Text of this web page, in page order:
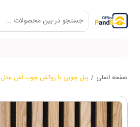
صفحه اصلی / پنل چوبی با روکش چوب اَش مدل Natural Ash2